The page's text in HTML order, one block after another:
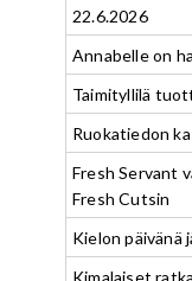
22.6.2026
Annabelle on
Taimityllilä
Ruokatiedon
Fresh Servant
Fresh Cutsin
Kielon